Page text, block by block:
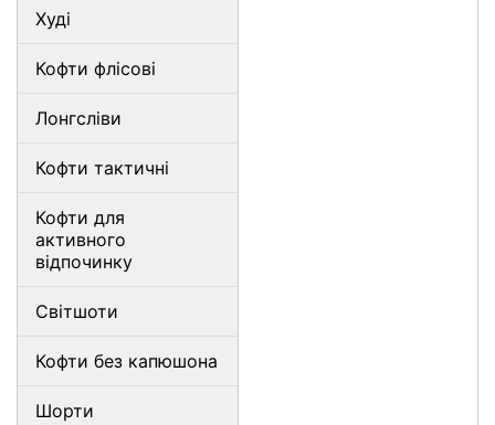
Худі
Кофти флісові
Лонгсліви
Кофти тактичні
Кофти для
активного
відпочинку
Світшоти
Кофти без капюшона
Шорти